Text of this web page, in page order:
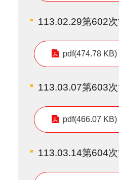
113.02.29第602
pdf(474.78 KB)
113.03.07第603
pdf(466.07 KB)
113.03.14第604